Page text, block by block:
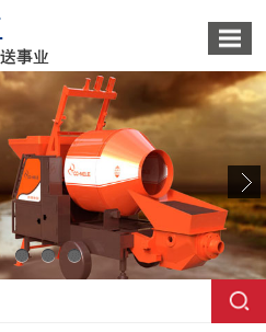
3